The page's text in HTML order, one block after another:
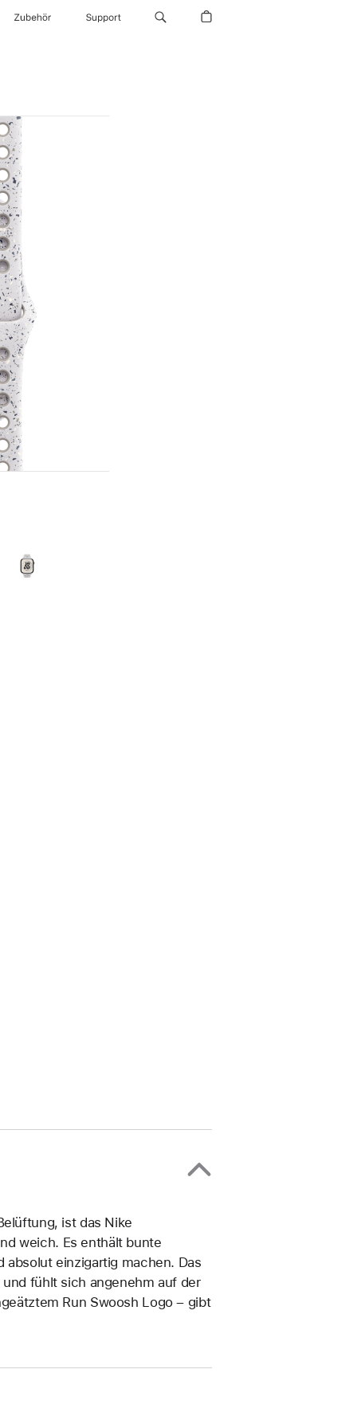
Zubehör Support
ist das Nike
weich. Es enthält bunte
einzigartig machen. Das
fühlt sich angenehm auf der
Run Swoosh Logo – gibt